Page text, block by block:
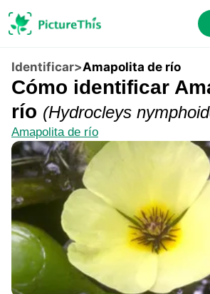
Identificar>Amapolita de río
Cómo identificar
río (Hydrocleys
Amapolita de río